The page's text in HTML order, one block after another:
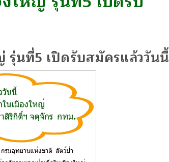
นที่5 เปิดรับสมัครแล้ววันนี้